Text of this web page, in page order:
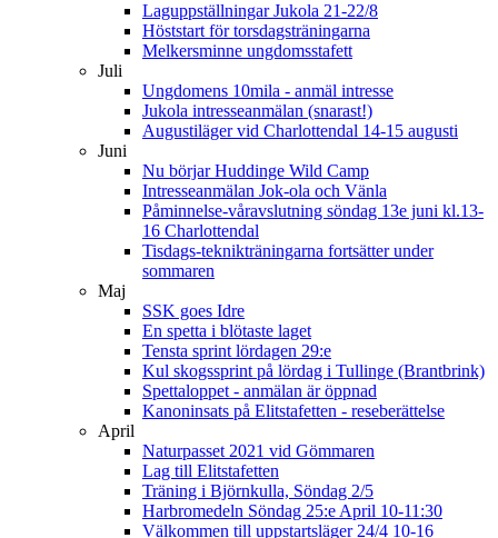
Laguppställningar Jukola 21-22/8
Höststart för torsdagsträningarna
Melkersminne ungdomsstafett
Juli
Ungdomens 10mila - anmäl intresse
Jukola intresseanmälan (snarast!)
Augustiläger vid Charlottendal 14-15 augusti
Juni
Nu börjar Huddinge Wild Camp
Intresseanmälan Jok-ola och Vänla
Påminnelse-våravslutning söndag 13e juni kl.13-
16 Charlottendal
Tisdags-teknikträningarna fortsätter under
sommaren
Maj
SSK goes Idre
En spetta i blötaste laget
Tensta sprint lördagen 29:e
Kul skogssprint på lördag i Tullinge (Brantbrink)
Spettaloppet - anmälan är öppnad
Kanoninsats på Elitstafetten - reseberättelse
April
Naturpasset 2021 vid Gömmaren
Lag till Elitstafetten
Träning i Björnkulla, Söndag 2/5
Harbromedeln Söndag 25:e April 10-11:30
Välkommen till uppstartsläger 24/4 10-16